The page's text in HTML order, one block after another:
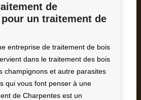
de
un traitement de
entreprise de traitement de bois
dans le traitement des bois
champignons et autre parasites
qui vous font penser à une
de Charpentes est un